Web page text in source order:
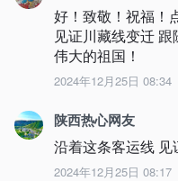
好！致敬！祝福！
见证川藏线变迁 跟
伟大的祖国！
2024年12月25日 08:34
陕西热心网友
沿着这条客运线
2024年12月25日 08:17